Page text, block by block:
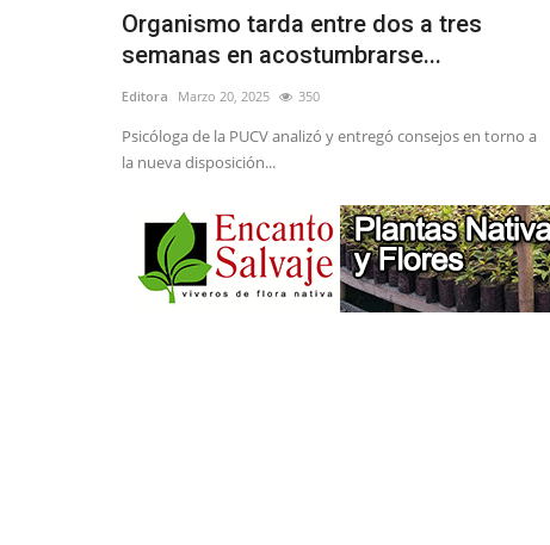
Organismo tarda entre dos a tres
semanas en acostumbrarse...
Editora Marzo 20, 2025 350
Psicóloga de la PUCV analizó y entregó consejos en torno a
la nueva disposición...